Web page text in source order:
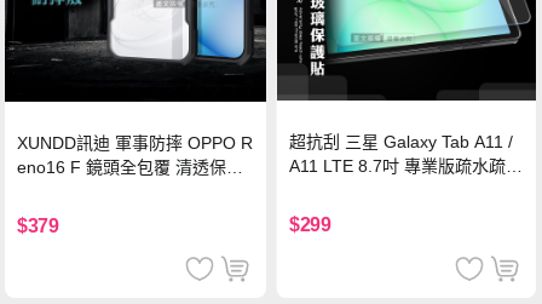
XUNDD訊迪 軍事防摔 OPPO R
eno16 F 鏡頭全包覆 清透保護
$379
超抗刮 三星 Galaxy Tab A11 /
A11 LTE 8.7吋 專業版疏水疏油
$299